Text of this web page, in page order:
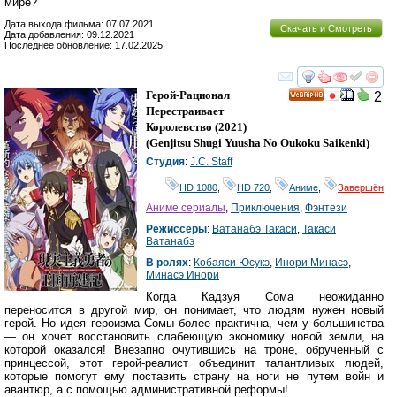
Скачать и Смотреть
Дата выхода фильма: 07.07.2021
Дата добавления: 09.12.2021
Последнее обновление: 17.02.2025
смотреть
2
Герой-Рационал
Перестраивает
Королевство (2021)
(Genjitsu Shugi Yuusha No Oukoku Saikenki)
Студия: J.C. Staff
HD 1080 HD 720 Аниме Завершён
Аниме сериалы Приключения Фэнтези
Режиссеры: Ватанабэ Такаси Такаси
Ватанабэ
В ролях: Кобаяси Юсукэ Инори Минасэ
Минасэ Инори
Когда Кадзуя Сома неожиданно
переносится в другой мир, он понимает, что людям нужен новый
герой. Но идея героизма Сомы более практична, чем у большинства
— он хочет восстановить слабеющую экономику новой земли, на
которой оказался! Внезапно очутившись на троне, обрученный с
принцессой, этот герой-реалист объединит талантливых людей,
которые помогут ему поставить страну на ноги не путем войн и
авантюр, а с помощью административной реформы!